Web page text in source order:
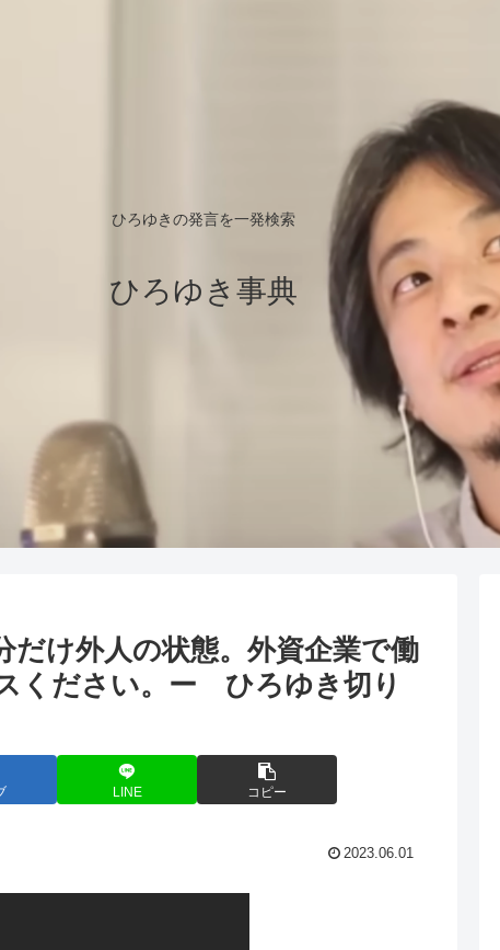
ひろゆきの発言を一発検索
ひろゆき事典
だけ外人の状態。外資企業で働
ください。ー ひろゆき切り
LINE コピー
2023.06.01